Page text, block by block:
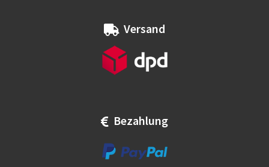
Versand
Bezahlung